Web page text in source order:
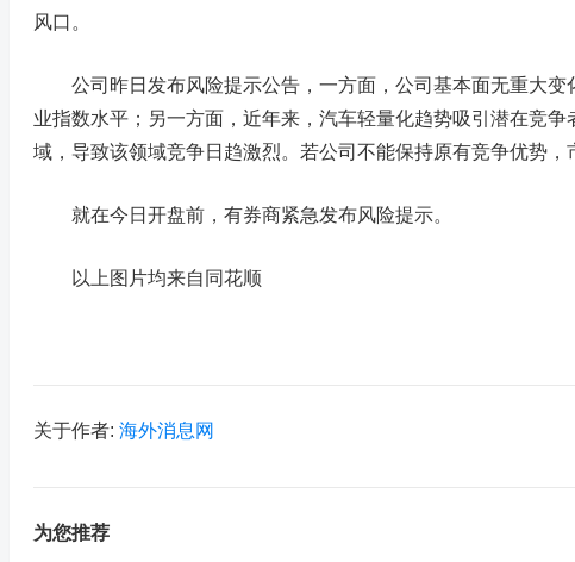
风口。
公司昨日发布风险提示公告，一方面，公司基本面无重大变
业指数水平；另一方面，近年来，汽车轻量化趋势吸引潜在竞
域，导致该领域竞争日趋激烈。若公司不能保持原有竞争优势，
就在今日开盘前，有券商紧急发布风险提示。
以上图片均来自 同花顺
关于作者: 海外消息网
为您推荐